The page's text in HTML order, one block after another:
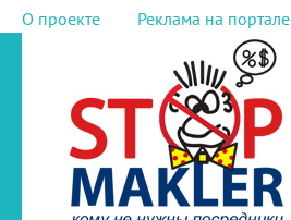
О проекте Реклама на портале